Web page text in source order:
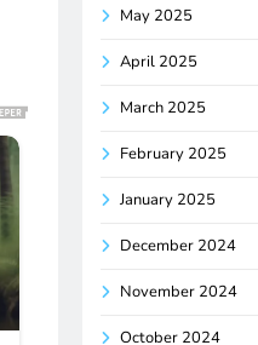
May 2025
April 2025
March 2025
February 2025
January 2025
December 2024
November 2024
October 2024